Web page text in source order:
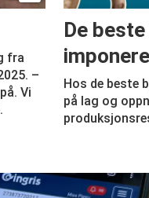
fra
–
Vi
De
Hos de beste
på lag og